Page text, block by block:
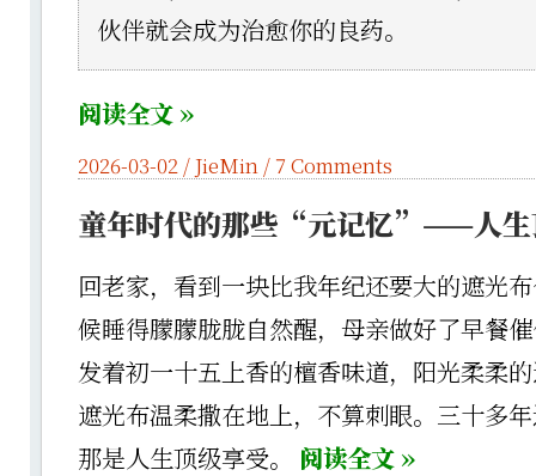
伙伴就会成为治愈你的良药。
阅读全文 »
2026-03-02 /JieMin / 7 Comments
童年时代的那些“元记忆”——人生
回老家，看到一块比我年纪还要大的遮光
候睡得朦朦胧胧自然醒，母亲做好了早餐
发着初一十五上香的檀香味道，阳光柔柔
遮光布温柔撒在地上，不算刺眼。三十多
那是人生顶级享受。 阅读全文 »